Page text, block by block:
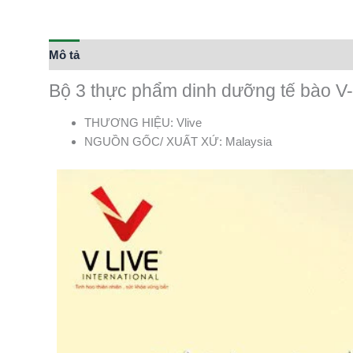
Mô tả
Bộ 3 thực phẩm dinh dưỡng tế bào
THƯƠNG HIỆU: Vlive
NGUỒN GỐC/ XUẤT XỨ: Malaysia